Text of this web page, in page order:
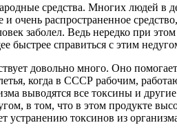
средства. Многих людей в
и очень распространенное
заболел. Ведь нередко при
быстрее справиться с этим
довольно много. Оно
когда в СССР рабочим,
выводятся все токсины и
в том, что в этом продукте
устранению токсинов из